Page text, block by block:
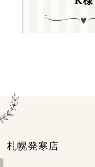
幌発寒店